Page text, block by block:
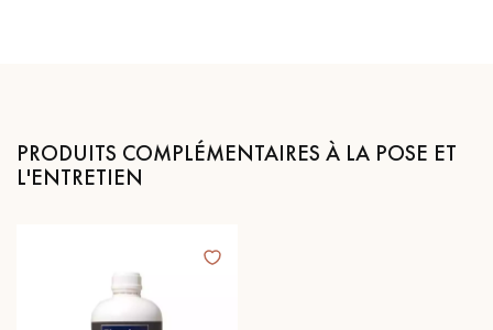
PRODUITS COMPLÉMENTAIRES À LA POSE ET
L'ENTRETIEN